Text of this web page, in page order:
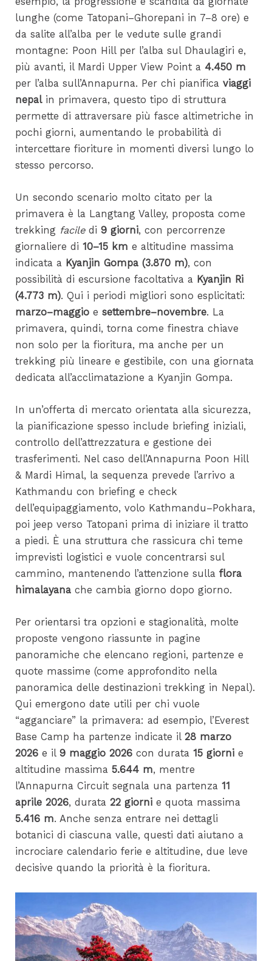
lunghe (come Tatopani–Ghorepani in 7–8 ore) e
da salite all’alba per le vedute sulle grandi
montagne: Poon Hill per l’alba sul Dhaulagiri e,
più avanti, il Mardi Upper View Point a 4.450 m
per l’alba sull’Annapurna. Per chi pianificaviaggi
nepalin primavera, questo tipo di struttura
permette di attraversare più fasce altimetriche in
pochi giorni, aumentando le probabilità di
intercettare fioriture in momenti diversi lungo lo
stesso percorso.
Un secondo scenario molto citato per la
primavera è la Langtang Valley, proposta come
trekking faciledi9 giorni, con percorrenze
giornaliere di10–15 km e altitudine massima
indicata a Kyanjin Gompa (3.870 m), con
possibilità di escursione facoltativa a Kyanjin Ri
(4.773 m). Qui i periodi migliori sono esplicitati:
marzo–maggio esettembre–novembre. La
primavera, quindi, torna come finestra chiave
non solo per la fioritura, ma anche per un
trekking più lineare e gestibile, con una giornata
dedicata all’acclimatazione a Kyanjin Gompa.
In un’offerta di mercato orientata alla sicurezza,
la pianificazione spesso include briefing iniziali,
controllo dell’attrezzatura e gestione dei
trasferimenti. Nel caso dell’Annapurna Poon Hill
& Mardi Himal, la sequenza prevede l’arrivo a
Kathmandu con briefing e check
dell’equipaggiamento, volo Kathmandu–Pokhara,
poi jeep verso Tatopani prima di iniziare il tratto
a piedi. È una struttura che rassicura chi teme
imprevisti logistici e vuole concentrarsi sul
cammino, mantenendo l’attenzione sullaflora
himalayana che cambia giorno dopo giorno.
Per orientarsi tra opzioni e stagionalità, molte
proposte vengono riassunte in pagine
panoramiche che elencano regioni, partenze e
quote massime (come approfondito nella
panoramica delle destinazioni trekking in Nepal).
Qui emergono date utili per chi vuole
“agganciare” la primavera: ad esempio, l’Everest
Base Camp ha partenze indicate il28 marzo
2026 e il9 maggio 2026 con durata15 giorni e
altitudine massima5.644 m, mentre
l’Annapurna Circuit segnala una partenza11
aprile 2026, durata22 giorni e quota massima
5.416 m. Anche senza entrare nei dettagli
botanici di ciascuna valle, questi dati aiutano a
incrociare calendario ferie e altitudine, due leve
decisive quando la priorità è la fioritura.